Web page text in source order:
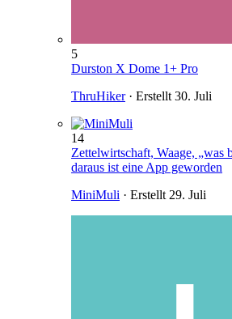
5
Durston X Dome 1+ Pro
ThruHiker· Erstellt 30. Juli
14
Zettelwirtschaft, Waage,
daraus ist eine App geworden
MiniMuli · Erstellt 29. Juli